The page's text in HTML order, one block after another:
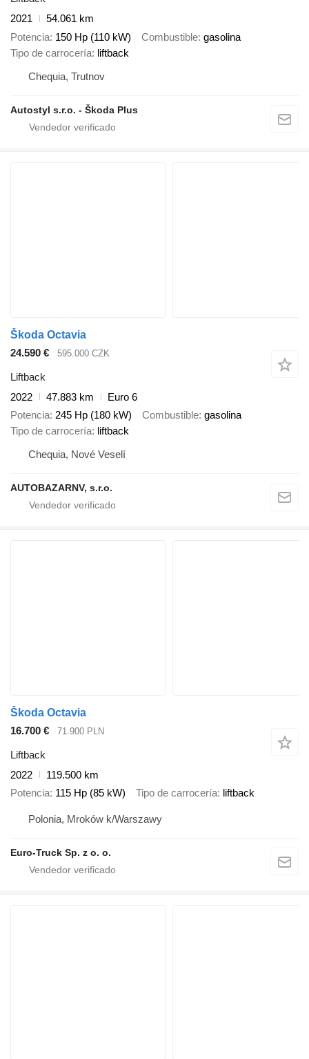
2021
54.061 km
Potencia 150 Hp (110 kW) Combustible gasolina
Tipo de carrocería liftback
Chequia, Trutnov
Autostyl s.r.o. - Škoda Plus
Škoda Octavia
24.590 €
595.000 CZK
Liftback
2022
47.883 km
Euro 6
Potencia 245 Hp (180 kW) Combustible gasolina
Tipo de carrocería liftback
Chequia, Nové Veselí
AUTOBAZARNV, s.r.o.
Škoda Octavia
16.700 €
71.900 PLN
Liftback
2022
119.500 km
Potencia 115 Hp (85 kW) Tipo de carrocería liftback
Polonia, Mroków k/Warszawy
Euro-Truck Sp. z o. o.